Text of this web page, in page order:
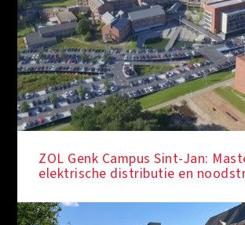
ZOL Genk Campus Sint-Jan:
elektrische distributie en